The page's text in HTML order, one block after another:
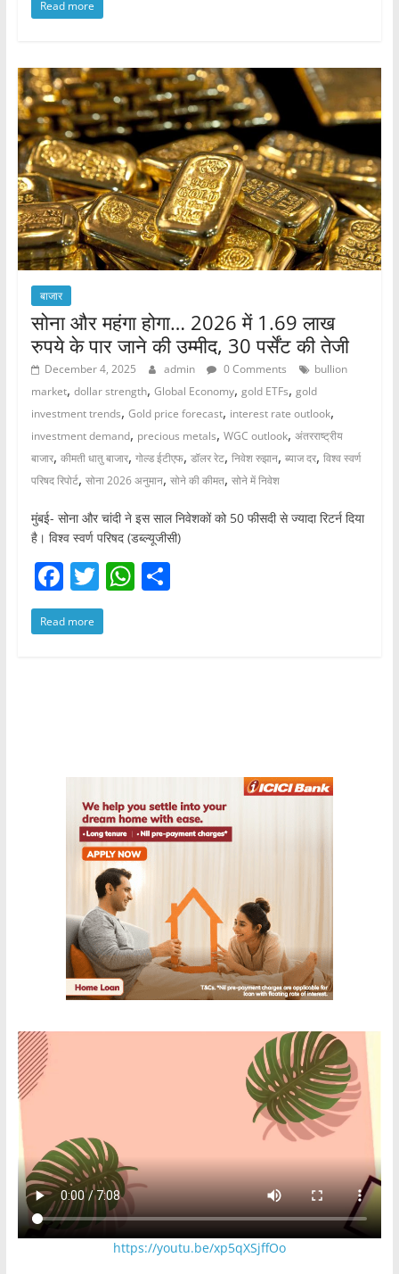
c
b
o
o
k
itt
A
p
p
Read more
बाजार
सोना और महंगा होगा… 2026 में 1.69 लाख
रुपये के पार जाने की उम्मीद, 30 पर्सेंट की तेजी
December 4, 2025 admin 0 Comments
bullion
market, dollar strength, Global Economy, gold ETFs, gold
investment trends, Gold price forecast, interest rate outlook,
investment demand, precious metals, WGC outlook, अंतरराष्ट्रीय
बाजार, कीमती धातु बाजार, गोल्ड ईटीएफ, डॉलर रेट, निवेश रुझान, ब्याज दर, विश्व स्वर्ण
परिषद रिपोर्ट, सोना 2026 अनुमान, सोने की कीमत, सोने में निवेश
मुंबई- सोना और चांदी ने इस साल निवेशकों को 50 फीसदी से ज्यादा रिटर्न दिया
है। विश्व स्वर्ण परिषद (डब्ल्यूजीसी)
F
a
c
k
T
w
itt
W S
Read more
https://youtu.be/xp5qXSjffOo